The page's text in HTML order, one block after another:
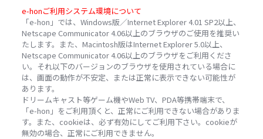
e-honご利用システム環境について
「e-hon」では、Windows版／Internet Explorer 4.01 SP2以上、
Netscape Communicator 4.06以上のブラウザのご使用を推奨い
たします。また、Macintosh版はInternet Explorer 5.0以上、
Netscape Communicator 4.06以上のブラウザをご利用くださ
い。それ以下のバージョンのブラウザを使用されている場合に
は、画面の動作が不安定、または正常に表示できない可能性が
あります。
ドリームキャスト等ゲーム機やWeb TV、PDA等携帯端末で、
「e-hon」をご利用頂くと、正常にご利用できない場合がありま
す。また、cookieは、必ず有効にしてご利用下さい。cookieが
無効の場合、正常にご利用できません。